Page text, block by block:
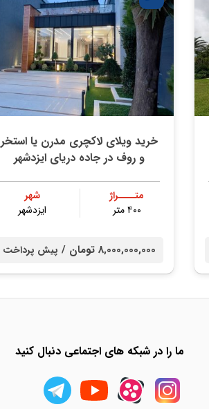
خرید ویلای لاکچری مدرن یا استخر
و روف در جاده دریای ایزدشهر
متــــراژ
۴۰۰ متر
شهر
ایزدشهر
8,000,000,000 تومان / پیش پرداخت
ما را در شبکه های اجتماعی دنبال کنید